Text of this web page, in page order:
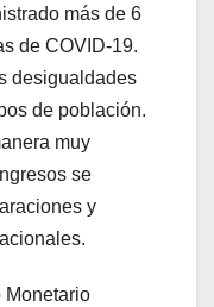
más de 6
de COVID-19.
desigualdades
de población.
muy
se
y
Monetario